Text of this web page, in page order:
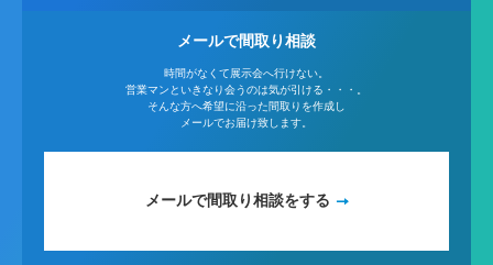
メールで間取り相談
時間がなくて展示会へ行けない。
営業マンといきなり会うのは気が引ける・・・。
そんな方へ希望に沿った間取りを作成し
メールでお届け致します。
メールで間取り相談をする